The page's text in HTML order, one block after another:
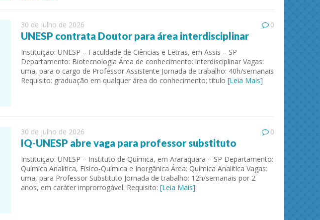
30 de julho de 2026 0
UNESP contrata Doutor para área interdisciplinar
Instituição: UNESP – Faculdade de Ciências e Letras, em Assis – SP
Departamento: Biotecnologia Área de conhecimento: interdisciplinar Vagas:
uma, para o cargo de Professor Assistente Jornada de trabalho: 40h/semanais
Requisito: graduação em qualquer área do conhecimento; título [Leia Mais]
30 de julho de 2026 0
IQ-UNESP abre vaga para professor substituto
Instituição: UNESP – Instituto de Química, em Araraquara – SP Departamento:
Química Analítica, Físico-Química e Inorgânica Área: Química Analítica Vagas:
uma, para Professor Substituto Jornada de trabalho: 12h/semanais por 2
anos, em caráter improrrogável. Requisito: [Leia Mais]